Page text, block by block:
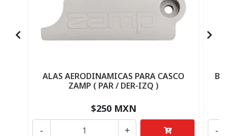
ALAS AERODINAMICAS PARA CASCO
ZAMP ( PAR / DER-IZQ )
$250 MXN
+
- -